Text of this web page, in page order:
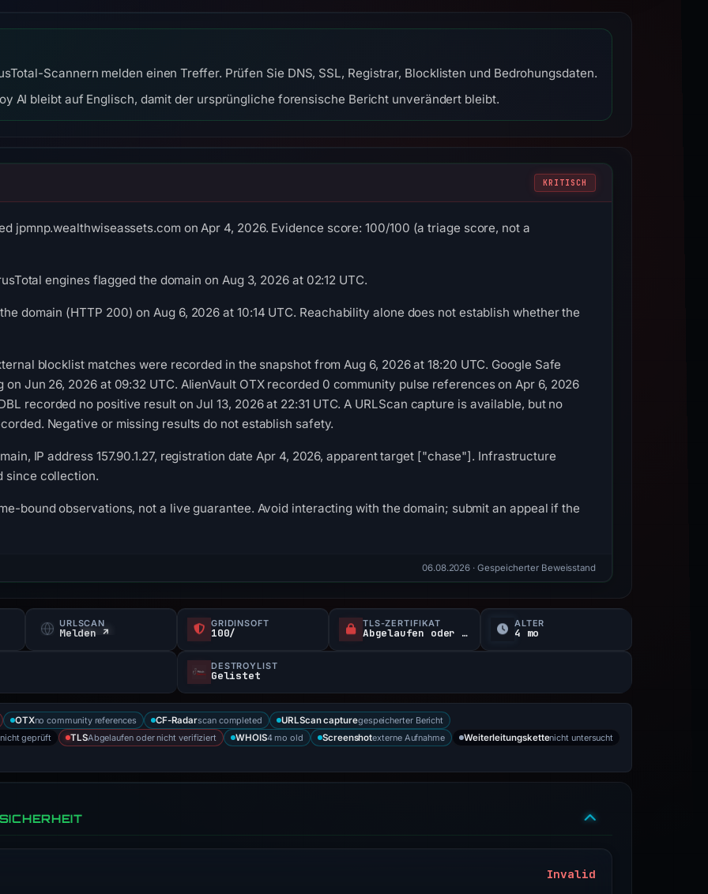
Scannern melden einen Treffer. Prüfen Sie DNS, SSL, Registrar, Blocklisten und Bedrohungsdaten.
AI bleibt auf Englisch, damit der ursprüngliche forensische Bericht unverändert bleibt.
KRITISCH
jpmnp.wealthwiseassets.com on Apr 4, 2026. Evidence score: 100/100 (a triage score, not a
engines flagged the domain on Aug 3, 2026 at 02:12 UTC.
domain (HTTP 200) on Aug 6, 2026 at 10:14 UTC. Reachability alone does not establish whether the
blocklist matches were recorded in the snapshot from Aug 6, 2026 at 18:20 UTC. Google Safe
Jun 26, 2026 at 09:32 UTC. AlienVault OTX recorded 0 community pulse references on Apr 6, 2026
recorded no positive result on Jul 13, 2026 at 22:31 UTC. A URLScan capture is available, but no
Negative or missing results do not establish safety.
IP address 157.90.1.27, registration date Apr 4, 2026, apparent target ["chase"]. Infrastructure
since collection.
bound observations, not a live guarantee. Avoid interacting with the domain; submit an appeal if the
06.08.2026 · Gespeicherter Beweisstand
URLSCAN
Melden ↗
GRIDINSOFT
100/
TLS-ZERTIFIKAT
Abgelaufen oder nicht verifiziert
ALTER
4 mo
DESTROYLIST
Gelistet
OTXno community references CF-Radarscan completed URLScan capturegespeicherter Bericht
nicht geprüft
TLSAbgelaufen oder nicht verifiziert WHOIS4 mo old Screenshotexterne Aufnahme Weiterleitungskettenicht untersucht
Invalid